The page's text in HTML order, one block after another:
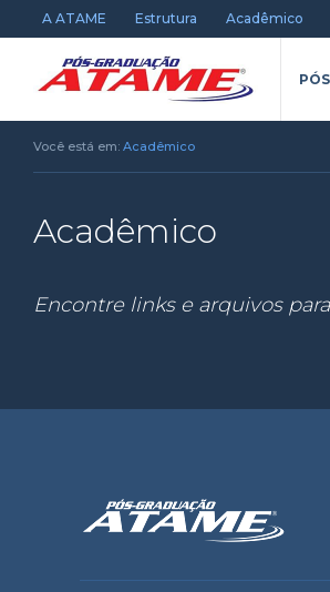
A ATAME Estrutura Acadêmico
Você está em: Acadêmico
Acadêmico
Encontre links e arquivos